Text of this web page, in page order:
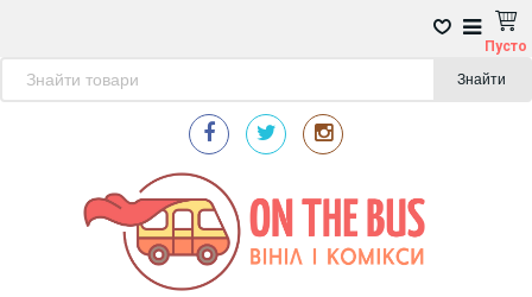
Пусто
Знайти